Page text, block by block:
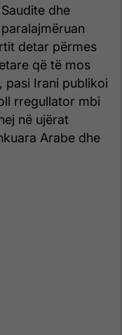
dhe
detar përmes
që të mos
pasi Irani publikoi
rregullator mbi
në ujërat
Arabe dhe